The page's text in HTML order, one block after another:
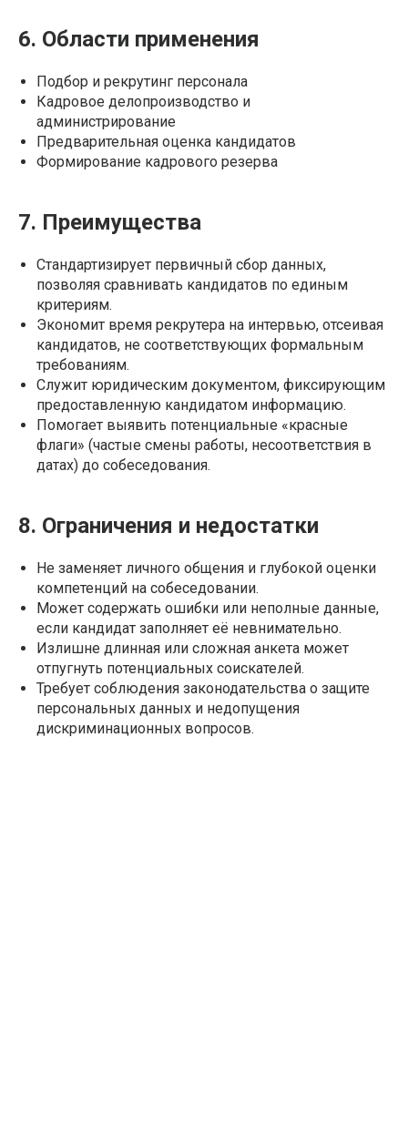
6. Области применения
Подбор и рекрутинг персонала
Кадровое делопроизводство и
администрирование
Предварительная оценка кандидатов
Формирование кадрового резерва
7. Преимущества
Стандартизирует первичный сбор данных,
позволяя сравнивать кандидатов по единым
критериям.
Экономит время рекрутера на интервью, отсеивая
кандидатов, не соответствующих формальным
требованиям.
Служит юридическим документом, фиксирующим
предоставленную кандидатом информацию.
Помогает выявить потенциальные «красные
флаги» (частые смены работы, несоответствия в
датах) до собеседования.
8. Ограничения и недостатки
Не заменяет личного общения и глубокой оценки
компетенций на собеседовании.
Может содержать ошибки или неполные данные,
если кандидат заполняет её невнимательно.
Излишне длинная или сложная анкета может
отпугнуть потенциальных соискателей.
Требует соблюдения законодательства о защите
персональных данных и недопущения
дискриминационных вопросов.